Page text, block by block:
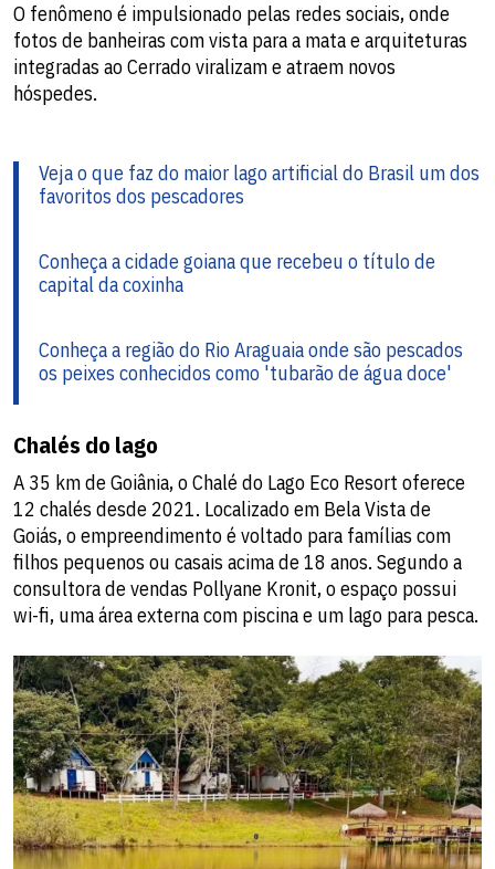
O fenômeno é impulsionado pelas redes sociais, onde
fotos de banheiras com vista para a mata e arquiteturas
integradas ao Cerrado viralizam e atraem novos
hóspedes.
Veja o que faz do maior lago artificial do Brasil um dos
favoritos dos pescadores
Conheça a cidade goiana que recebeu o título de
capital da coxinha
Conheça a região do Rio Araguaia onde são pescados
os peixes conhecidos como 'tubarão de água doce'
Chalés do lago
A 35 km de Goiânia, o Chalé do Lago Eco Resort oferece
12 chalés desde 2021. Localizado em Bela Vista de
Goiás, o empreendimento é voltado para famílias com
filhos pequenos ou casais acima de 18 anos. Segundo a
consultora de vendas Pollyane Kronit, o espaço possui
wi-fi, uma área externa com piscina e um lago para pesca.